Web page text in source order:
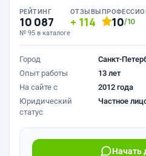
РЕЙТИНГ
10 087
№ 95 в каталоге
ОТЗЫВЫ
114 10/10
Город
Санкт-
Опыт работы
13 лет
На сайте с
2012 года
Юридический
статус
Частное
Начать